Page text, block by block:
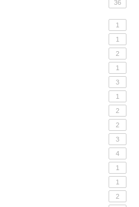
36
1
1
2
1
3
1
2
2
3
4
1
1
2